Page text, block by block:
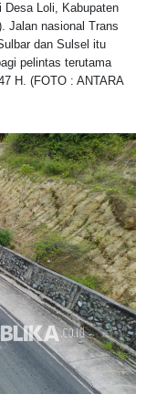
Desa Loli, Kabupaten
Jalan nasional Trans
dan Sulsel itu
pelintas terutama
H. (FOTO : ANTARA